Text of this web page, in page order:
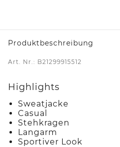
Produktbeschreibung
Art. Nr.: B21299915512
Highlights
Sweatjacke
Casual
Stehkragen
Langarm
Sportiver Look